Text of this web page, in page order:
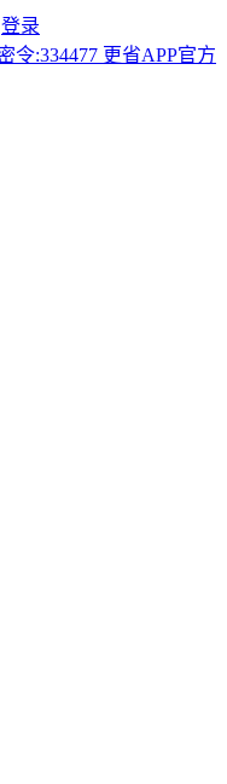
登录
更省APP官方